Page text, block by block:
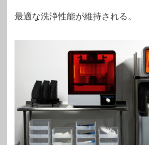
最適な洗浄性能が維持される。